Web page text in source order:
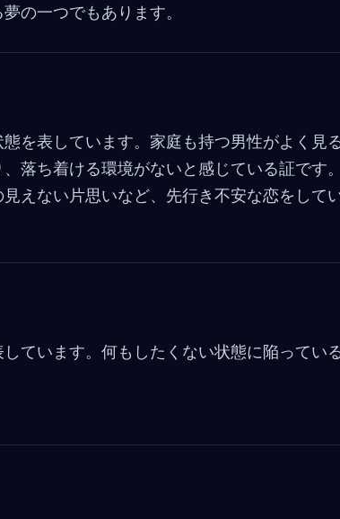
の一つでもあります。
を表しています。家庭も持つ男性がよく見
落ち着ける環境がないと感じている証です。
えない片思いなど、先行き不安な恋をして
ています。何もしたくない状態に陥ってい